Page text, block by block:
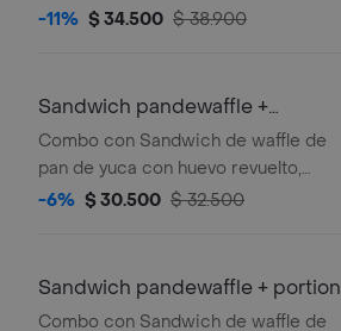
queso cheddar, tocineta crocante y
-11% $ 34.500 $ 38.900
Sandwich pandewaffle +
limonada
Combo con Sandwich de waffle de
pan de yuca con huevo revuelto,
queso cheddar, tocineta crocante y
-6% $ 30.500 $ 32.500
Sandwich pandewaffle + portion
de fruta
Combo con Sandwich de waffle de